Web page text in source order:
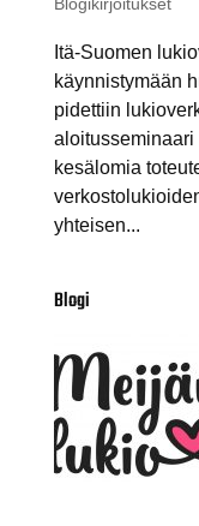
Itä-Suomen
käynnistymään
pidettiin
kesälomia
yhteisen...
Blogi